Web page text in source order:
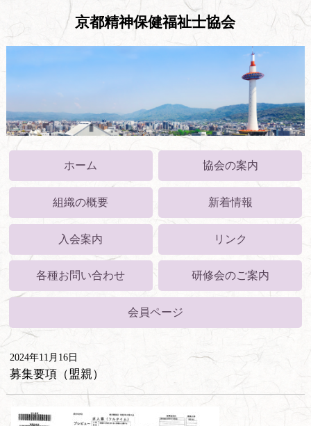
京都精神保健福祉士協会
ホーム 協会の案内
組織の概要 新着情報
入会案内 リンク
各種お問い合わせ 研修会のご案内
会員ページ
2024年11月16日
募集要項（盟親）